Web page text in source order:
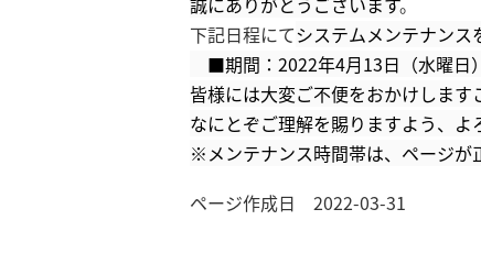
下記日程にてシステムメンテナンス
■期間：2022年4月13日（水曜日
皆様には大変ご不便をおかけします
なにとぞご理解を賜りますよう、よ
※メンテナンス時間帯は、ページが
ページ作成日 2022-03-31